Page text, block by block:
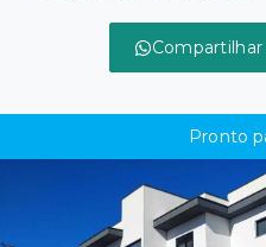
Compartilhar
Pronto